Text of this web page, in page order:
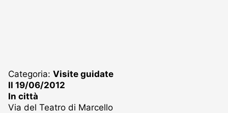
Categoria: Visite guidate
Il 19/06/2012
In città
Via del Teatro di Marcello